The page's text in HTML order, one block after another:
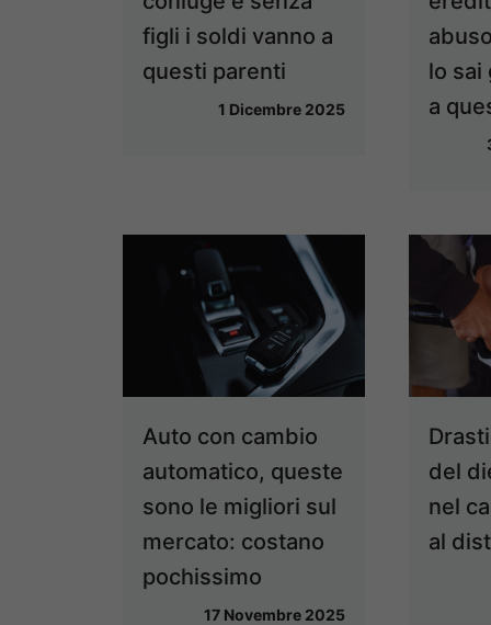
figli i soldi vanno a
questi parenti
1 Dicembre 2025
lo sai
a
Auto con cambio
automatico, queste
sono le migliori sul
mercato: costano
pochissimo
17 Novembre 2025
del
nel
al